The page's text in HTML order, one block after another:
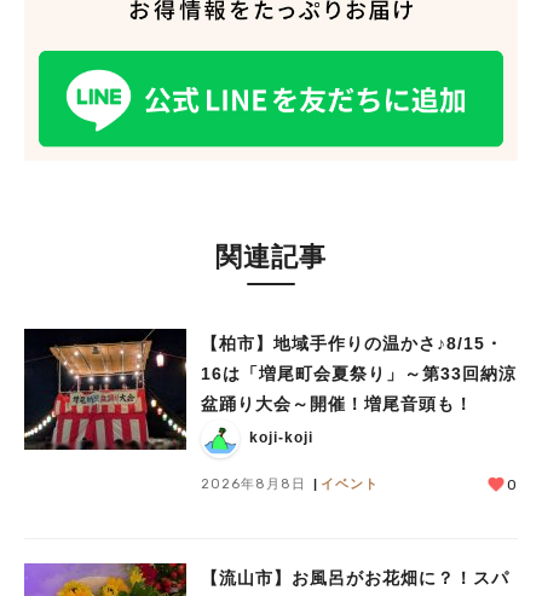
関連記事
【柏市】地域手作りの温かさ♪8/15・
16は「増尾町会夏祭り」～第33回納涼
盆踊り大会～開催！増尾音頭も！
koji-koji
2026年8月8日 イベント 0
【流山市】お風呂がお花畑に？！スパ